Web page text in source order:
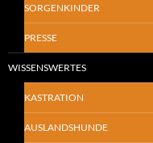
SORGENKINDER
PRESSE
WISSENSWERTES
KASTRATION
AUSLANDSHUNDE